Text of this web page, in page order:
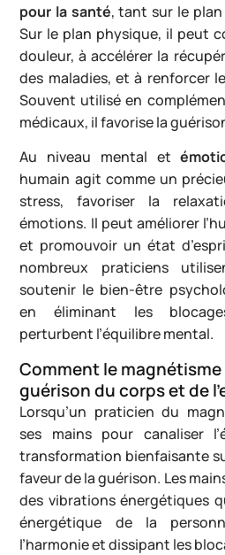
pour la santé, tant sur le plan
Sur le plan physique, il peut
douleur, à accélérer la
des maladies, et à renforcer
Souvent utilisé en
médicaux, il favorise la
Au niveau mental et
humain agit comme un
stress, favoriser la
émotions. Il peut améliorer
et promouvoir un état
nombreux praticiens
soutenir le bien-être
en éliminant les
perturbent l’équilibre mental.
Comment le
guérison du corps et de
Lorsqu’un praticien du
ses mains pour canaliser
transformation bienfaisante
faveur de la guérison. Les
des vibrations énergétiques
énergétique de la
l’harmonie et dissipant les